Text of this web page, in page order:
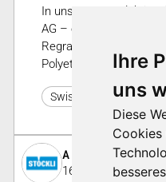
Ihre
uns
Diese
Cookies
In unserem
AG – entstehten aus
Regranulate für diverse
Polyethylen und
Swiss Plastics Expo
A. & J.
16. Dezember 2022